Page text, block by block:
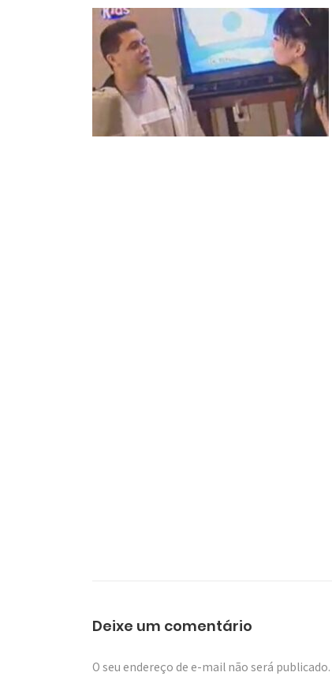
Deixe um comentário
O seu endereço de e-mail não será publicado.